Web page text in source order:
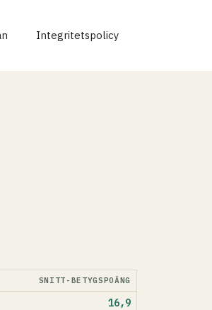
Integritetspolicy
SNITT-BETYGSPOÄNG
16,9